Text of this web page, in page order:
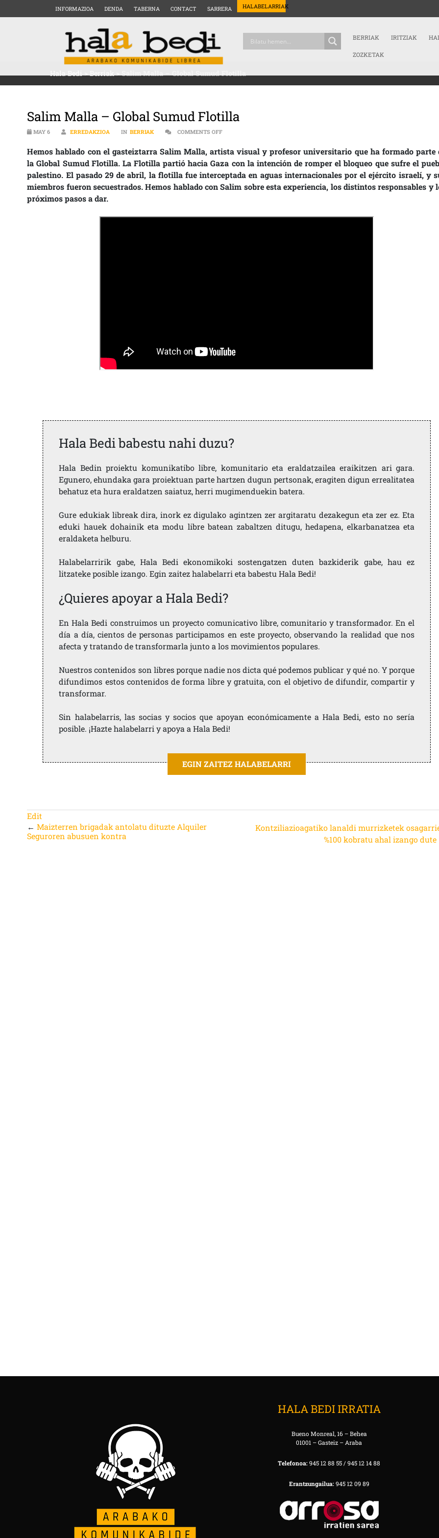
INFORMAZIOA DENDA TABERNA CONTACT SARRERA HALABELARRIAK
BERRIAK IRITZIAK
ZOZKETAK
Hala Bedi>Berriak>Salim Malla – Global Sumud Flotilla
Salim Malla – Global Sumud Flotilla
MAY 6 ERREDAKZIOA IN BERRIAK COMMENTS OFFON SALIM MALLA – GLOBAL SUMUD FLOTILLA
Hemos hablado con el gasteiztarra Salim Malla, artista visual y profesor universitario que ha formado parte
la Global Sumud Flotilla. La Flotilla partió hacia Gaza con la intención de romper el bloqueo que sufre el
palestino. El pasado 29 de abril, la flotilla fue interceptada en aguas internacionales por el ejército israelí, y
miembros fueron secuestrados. Hemos hablado con Salim sobre esta experiencia, los distintos responsables y
próximos pasos a dar.
Hala Bedi babestu nahi duzu?
Hala Bedin proiektu komunikatibo libre, komunitario eta eraldatzailea eraikitzen ari gara.
Egunero, ehundaka gara proiektuan parte hartzen dugun pertsonak, eragiten digun errealitatea
behatuz eta hura eraldatzen saiatuz, herri mugimenduekin batera.
Gure edukiak libreak dira, inork ez digulako agintzen zer argitaratu dezakegun eta zer ez. Eta
eduki hauek dohainik eta modu libre batean zabaltzen ditugu, hedapena, elkarbanatzea eta
eraldaketa helburu.
Halabelarririk gabe, Hala Bedi ekonomikoki sostengatzen duten bazkiderik gabe, hau ez
litzateke posible izango. Egin zaitez halabelarri eta babestu Hala Bedi!
¿Quieres apoyar a Hala Bedi?
En Hala Bedi construimos un proyecto comunicativo libre, comunitario y transformador. En el
día a día, cientos de personas participamos en este proyecto, observando la realidad que nos
afecta y tratando de transformarla junto a los movimientos populares.
Nuestros contenidos son libres porque nadie nos dicta qué podemos publicar y qué no. Y porque
difundimos estos contenidos de forma libre y gratuita, con el objetivo de difundir, compartir y
transformar.
Sin halabelarris, las socias y socios que apoyan económicamente a Hala Bedi, esto no sería
posible. ¡Hazte halabelarri y apoya a Hala Bedi!
EGIN ZAITEZ HALABELARRI
Edit
←Maizterren brigadak antolatu dituzte Alquiler
Seguroren abusuen kontra
Kontziliazioagatiko lanaldi murrizketek
%100 kobratu ahal izango dute
HALA BEDI IRRATIA
Bueno Monreal, 16 – Behea
01001 – Gasteiz – Araba
Telefonoa:945 12 88 55 / 945 12 14 88
Erantzungailua:945 12 09 89